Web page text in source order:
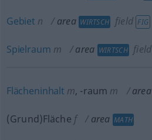
Gebiet n area WIRTSCH field FIG
Spielraum m area WIRTSCH field
Flächeninhalt m, -raum m area
(Grund)Fläche f area MATH